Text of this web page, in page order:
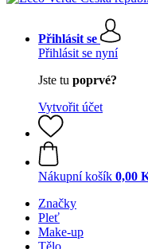
Přihlásit se
Přihlásit se nyní
Jste tu poprvé?
Vytvořit účet
Nákupní košík 0,00
Značky
Pleť
Make-up
Tělo